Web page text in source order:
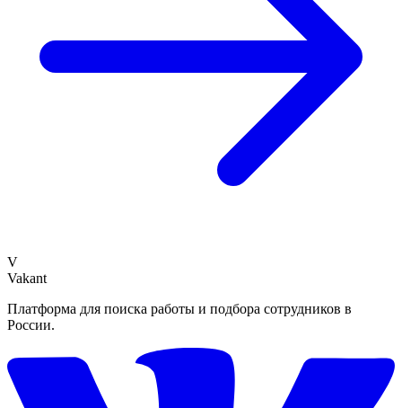
V
Vakant
Платформа для поиска работы и подбора сотрудников в
России.